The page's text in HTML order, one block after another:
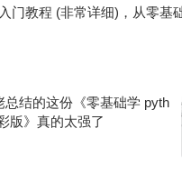
门教程 (非常详细)，从零基
总结的这份《零基础学 pyth
版》真的太强了